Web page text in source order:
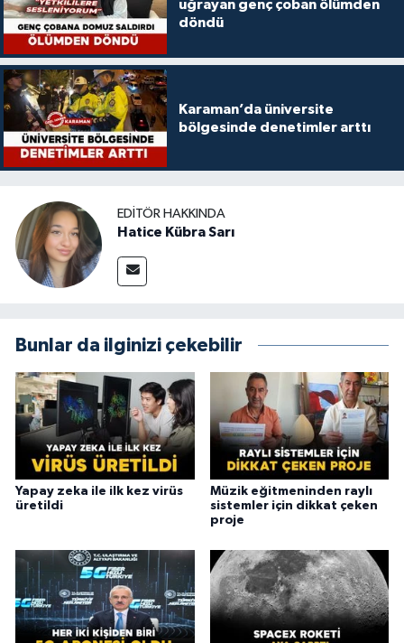
uğrayan genç çoban ölümden
döndü
Karaman’da üniversite
bölgesinde denetimler arttı
EDITÖR HAKKINDA
Hatice Kübra Sarı
Bunlar da ilginizi çekebilir
Yapay zeka ile ilk kez virüs
üretildi
Müzik eğitmeninden raylı
sistemler için dikkat çeken
proje